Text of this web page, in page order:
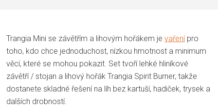
Trangia Mini se závětřím a lihovým hořákem je vařenípro
toho, kdo chce jednoduchost, nízkou hmotnost a minimum
věcí, které se mohou pokazit. Set tvoří lehké hliníkové
závětří / stojan a lihový hořák Trangia Spirit Burner, takže
dostanete skladné řešení na líh bez kartuší, hadiček, trysek a
dalších drobností.